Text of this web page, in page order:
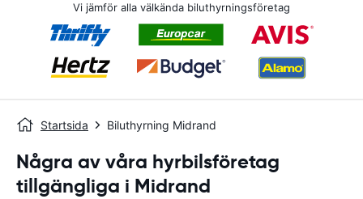
Vi jämför alla välkända biluthyrningsföretag
Startsida Biluthyrning Midrand
Några av våra hyrbilsföretag
tillgängliga i Midrand